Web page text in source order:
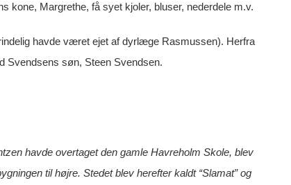
kone, Margrethe, få syet kjoler, bluser, nederdele m.v.
havde været ejet af dyrlæge Rasmussen). Herfra
Svendsens søn, Steen Svendsen.
havde overtaget den gamle Havreholm Skole, blev
til højre. Stedet blev herefter kaldt “Slamat” og